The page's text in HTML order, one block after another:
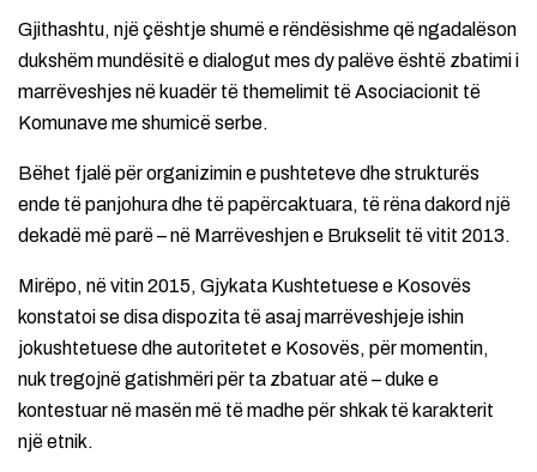
Gjithashtu, një çështje shumë e rëndësishme që ngadalëson
dukshëm mundësitë e dialogut mes dy palëve është zbatimi i
marrëveshjes në kuadër të themelimit të Asociacionit të
Komunave me shumicë serbe.
Bëhet fjalë për organizimin e pushteteve dhe strukturës
ende të panjohura dhe të papërcaktuara, të rëna dakord një
dekadë më parë – në Marrëveshjen e Brukselit të vitit 2013.
Mirëpo, në vitin 2015, Gjykata Kushtetuese e Kosovës
konstatoi se disa dispozita të asaj marrëveshjeje ishin
jokushtetuese dhe autoritetet e Kosovës, për momentin,
nuk tregojnë gatishmëri për ta zbatuar atë – duke e
kontestuar në masën më të madhe për shkak të karakterit
një etnik.